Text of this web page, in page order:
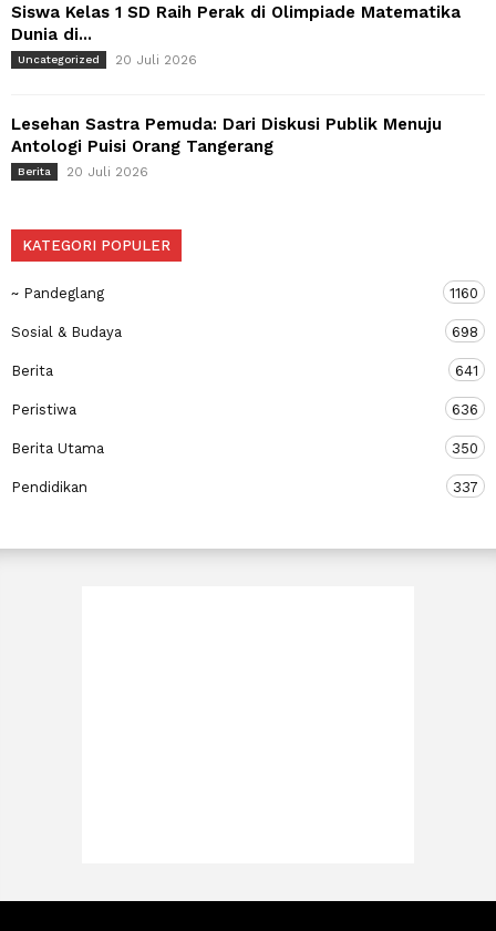
Siswa Kelas 1 SD Raih Perak di Olimpiade Matematika
Dunia di...
Uncategorized 20 Juli 2026
Lesehan Sastra Pemuda: Dari Diskusi Publik Menuju
Antologi Puisi Orang Tangerang
Berita 20 Juli 2026
KATEGORI POPULER
~ Pandeglang 1160
Sosial & Budaya 698
Berita 641
Peristiwa 636
Berita Utama 350
Pendidikan 337